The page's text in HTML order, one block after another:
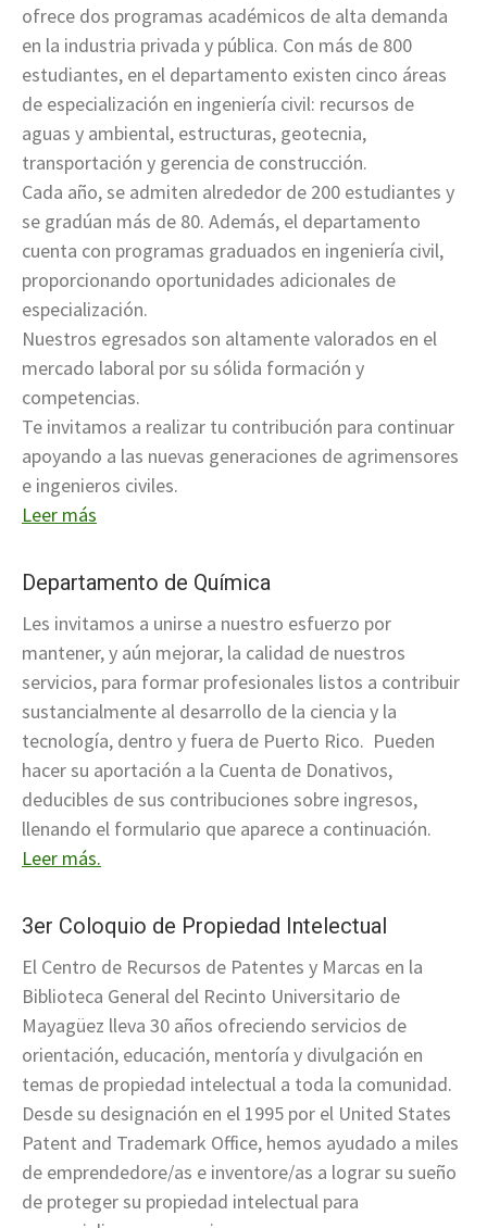
ofrece dos programas académicos de alta demanda
en la industria privada y pública. Con más de 800
estudiantes, en el departamento existen cinco áreas
de especialización en ingeniería civil: recursos de
aguas y ambiental, estructuras, geotecnia,
transportación y gerencia de construcción.
Cada año, se admiten alrededor de 200 estudiantes y
se gradúan más de 80. Además, el departamento
cuenta con programas graduados en ingeniería civil,
proporcionando oportunidades adicionales de
especialización.
Nuestros egresados son altamente valorados en el
mercado laboral por su sólida formación y
competencias.
Te invitamos a realizar tu contribución para continuar
apoyando a las nuevas generaciones de agrimensores
e ingenieros civiles.
Leer más
Departamento de Química
Les invitamos a unirse a nuestro esfuerzo por
mantener, y aún mejorar, la calidad de nuestros
servicios, para formar profesionales listos a contribuir
sustancialmente al desarrollo de la ciencia y la
tecnología, dentro y fuera de Puerto Rico. Pueden
hacer su aportación a la Cuenta de Donativos,
deducibles de sus contribuciones sobre ingresos,
llenando el formulario que aparece a continuación.
Leer más.
3er Coloquio de Propiedad Intelectual
El Centro de Recursos de Patentes y Marcas en la
Biblioteca General del Recinto Universitario de
Mayagüez lleva 30 años ofreciendo servicios de
orientación, educación, mentoría y divulgación en
temas de propiedad intelectual a toda la comunidad.
Desde su designación en el 1995 por el United States
Patent and Trademark Office, hemos ayudado a miles
de emprendedore/as e inventore/as a lograr su sueño
de proteger su propiedad intelectual para